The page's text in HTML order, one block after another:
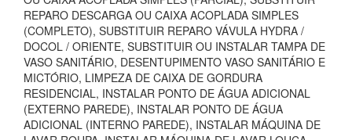
REPARO DESCARGA OU CAIXA ACOPLADA SIMPLES
(COMPLETO), SUBSTITUIR REPARO VÁVULA HYDRA /
DOCOL / ORIENTE, SUBSTITUIR OU INSTALAR TAMPA DE
VASO SANITÁRIO, DESENTUPIMENTO VASO SANITÁRIO E
MICTÓRIO, LIMPEZA DE CAIXA DE GORDURA
RESIDENCIAL, INSTALAR PONTO DE ÁGUA ADICIONAL
(EXTERNO PAREDE), INSTALAR PONTO DE ÁGUA
ADICIONAL (INTERNO PAREDE), INSTALAR MÁQUINA DE